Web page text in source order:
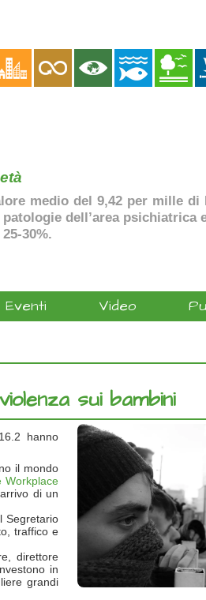
medio del 9,42 per mille di
dell’area psichiatrica
30%.
Eventi Video
sui bambini
hanno
il mondo
Workplace
di un
Segretario
traffico e
direttore
in
grandi